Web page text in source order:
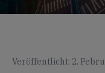
Veröffentlicht: 2.